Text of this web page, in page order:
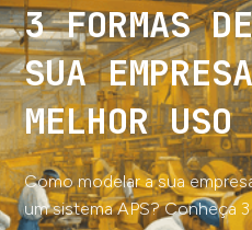
3 FORMAS
SUA
MELHOR
Como modelar a sua
um sistema APS? Conheça